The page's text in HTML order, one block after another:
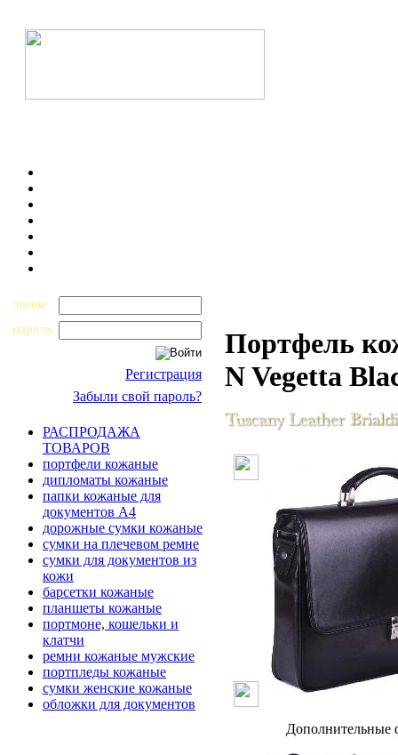
логин
пароль
Регистрация
Забыли свой пароль?
РАСПРОДАЖА
ТОВАРОВ
портфели кожаные
дипломаты кожаные
папки кожаные для
документов А4
дорожные сумки кожаные
сумки на плечевом ремне
сумки для документов из
кожи
барсетки кожаные
планшеты кожаные
портмоне, кошельки и
клатчи
ремни кожаные мужские
портпледы кожаные
сумки женские кожаные
обложки для документов
Портфель
N Vegetta
Дополнительные